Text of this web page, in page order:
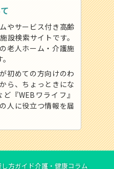
やサービス付き高齢
設検索サイトです。
老人ホーム・介護施
初めての方向けのわ
ら、ちょっときにな
『WEBワライフ』
人に役立つ情報を届
方ガイド介護・健康コラム